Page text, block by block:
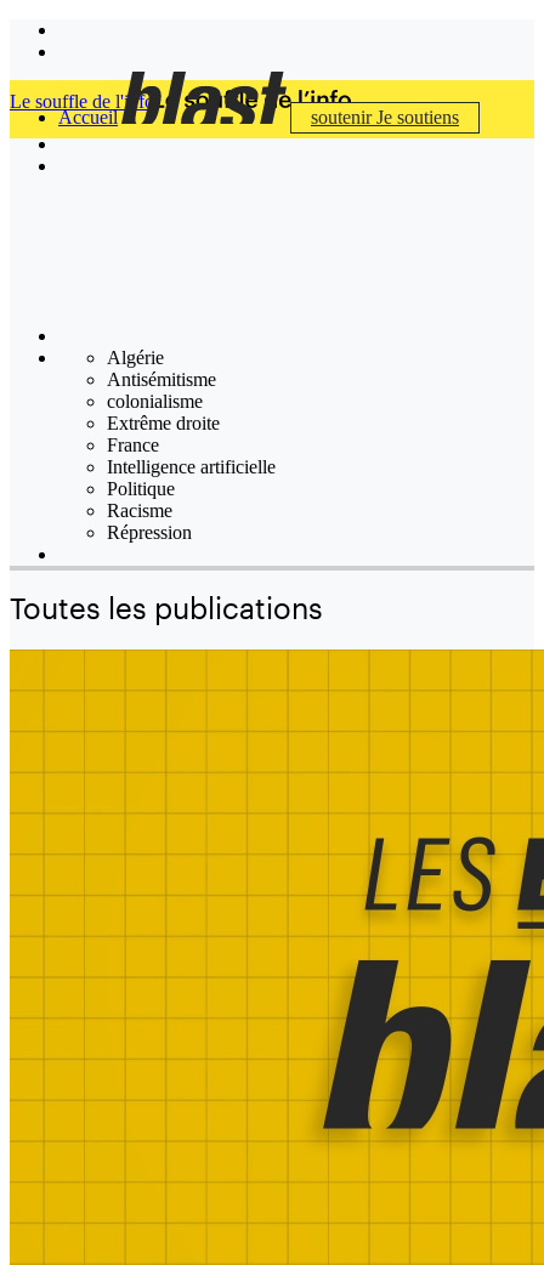
Accueil soutenirJe soutiens
Le souffle de l'info
Algérie
Antisémitisme
colonialisme
Extrême droite
France
Intelligence artificielle
Politique
Racisme
Répression
Toutes les publications